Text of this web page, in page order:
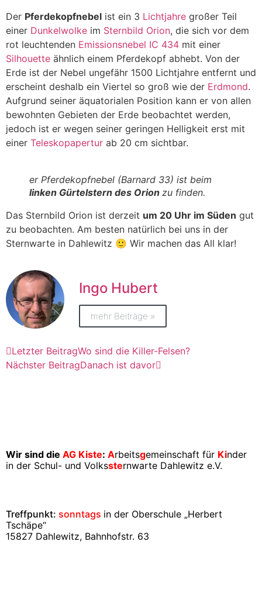
Der Pferdekopfnebel ist ein 3 Lichtjahre großer Teil
einer Dunkelwolke im Sternbild Orion, die sich vor dem
rot leuchtenden Emissionsnebel IC 434 mit einer
Silhouette ähnlich einem Pferdekopf abhebt. Von der
Erde ist der Nebel ungefähr 1500 Lichtjahre entfernt und
erscheint deshalb ein Viertel so groß wie der Erdmond.
Aufgrund seiner äquatorialen Position kann er von allen
bewohnten Gebieten der Erde beobachtet werden,
jedoch ist er wegen seiner geringen Helligkeit erst mit
einer Teleskopapertur ab 20 cm sichtbar.
er Pferdekopfnebel (Barnard 33) ist beim
linken Gürtelstern des Orion zu finden.
Das Sternbild Orion ist derzeit um 20 Uhr im Süden gut
zu beobachten. Am besten natürlich bei uns in der
Sternwarte in Dahlewitz 🙂 Wir machen das All klar!
Ingo Hubert
mehr Beiträge »
Letzter BeitragWo sind die Killer-Felsen?
Nächster BeitragDanach ist davor
Wir sind die AG Kiste: Arbeitsgemeinschaft für Kinder
in der Schul- und Volkssternwarte Dahlewitz e.V.
Treffpunkt: sonntags in der Oberschule „Herbert
Tschäpe“
15827 Dahlewitz, Bahnhofstr. 63